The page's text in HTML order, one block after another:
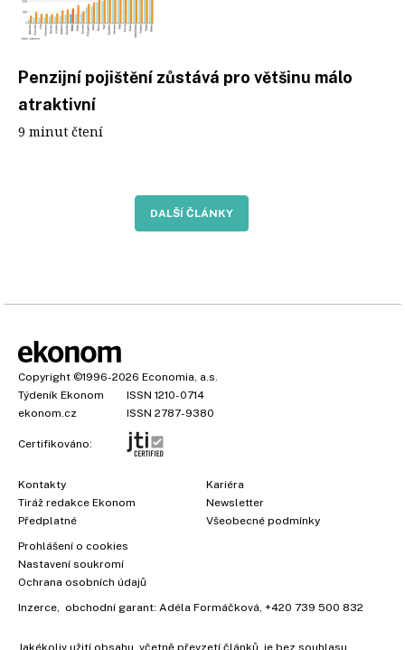
Penzijní pojištění zůstává pro většinu málo
atraktivní
9 minut čtení
DALŠÍ ČLÁNKY
Copyright ©1996-2026 Economia, a.s.
Týdeník Ekonom
ISSN 1210-0714
ekonom.cz
ISSN 2787-9380
Certifikováno:
Kontakty
Tiráž redakce Ekonom
Předplatné
Kariéra
Newsletter
Všeobecné podmínky
Prohlášení o cookies
Nastavení soukromí
Ochrana osobních údajů
Inzerce, obchodní garant: Adéla Formáčková, +420 739 500 832
Jakékoliv užití obsahu, včetně převzetí článků, je bez souhlasu